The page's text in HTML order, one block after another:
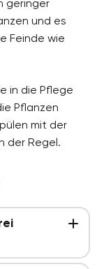
geringer
und es
Feinde wie
in die Pflege
Pflanzen
mit der
der Regel.